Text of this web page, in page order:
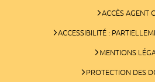
ACCÈS AGENT
ACCESSIBILITÉ :
MENTIONS
PROTECTION DES